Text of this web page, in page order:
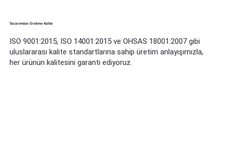
Tasarımdan Üretime Kalite
ISO 9001:2015, ISO 14001:2015 ve OHSAS 18001:2007 gibi
uluslararası kalite standartlarına sahip üretim anlayışımızla,
her ürünün kalitesini garanti ediyoruz.